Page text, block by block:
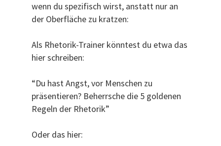
wenn du spezifisch wirst, anstatt nur an
der Oberfläche zu kratzen:
Als Rhetorik-Trainer könntest du etwa das
hier schreiben:
“Du hast Angst, vor Menschen zu
präsentieren? Beherrsche die 5 goldenen
Regeln der Rhetorik”
Oder das hier: